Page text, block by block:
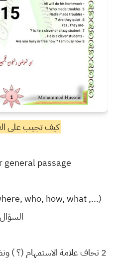
كيف تجيب على
general passage
السؤال‎ .1
2 تحاف علامة الاستمهام (؟ )